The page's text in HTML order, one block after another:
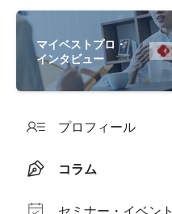
マイベストプロ・
インタビュー
プロフィール
コラム